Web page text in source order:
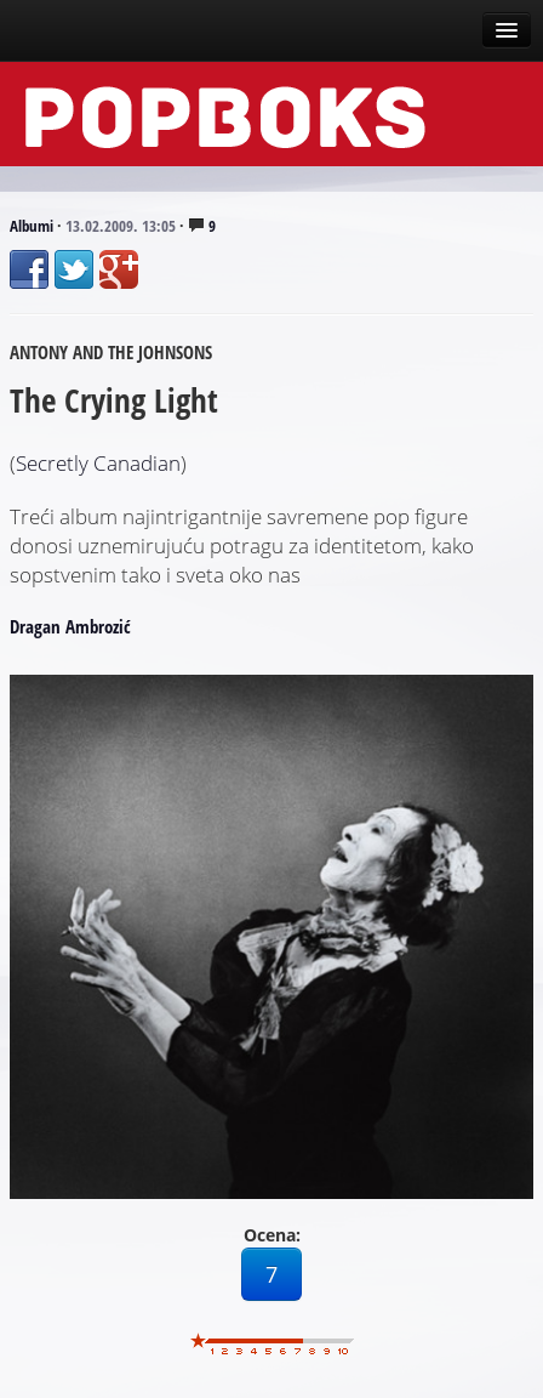
Vesti
Događaji
Tekstovi
Scena
Arhive
Albumi· 13.02.2009. 13:05· 9
ANTONY AND THE JOHNSONS
The Crying Light
(Secretly Canadian)
Treći album najintrigantnije savremene pop figure
donosi uznemirujuću potragu za identitetom, kako
sopstvenim tako i sveta oko nas
Dragan Ambrozić
Ocena:
7